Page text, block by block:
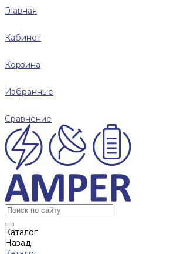
Главная
Кабинет
Корзина
Избранные
Сравнение
Каталог
Назад